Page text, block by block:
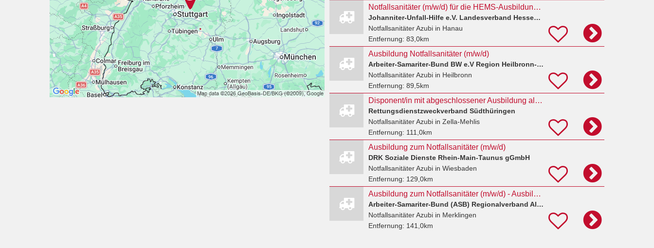
Notfallsanitäter (m/w/d) für die HEMS-Ausbildung & bodengebundener Rettungsdienst
Johanniter-Unfall-Hilfe e.V. Landesverband Hessen/Rheinland-Pfalz/Saar
Notfallsanitäter Azubiin Hanau
Entfernung: 83,0km
Ausbildung Notfallsanitäter (m/w/d)
Arbeiter-Samariter-Bund BW e.V Region Heilbronn-Franken
Notfallsanitäter Azubiin Heilbronn
Entfernung: 89,5km
Disponent/in mit abgeschlossener Ausbildung als Notfallsanitäter/in
Rettungsdienstzweckverband Südthüringen
Notfallsanitäter Azubiin Zella-Mehlis
Entfernung: 111,0km
Ausbildung zum Notfallsanitäter (m/w/d)
DRK Soziale Dienste Rhein-Main-Taunus gGmbH
Notfallsanitäter Azubiin Wiesbaden
Entfernung: 129,0km
Ausbildung zum Notfallsanitäter (m/w/d) - Ausbildungsbeginn: 01.04.2027
Arbeiter-Samariter-Bund (ASB) Regionalverband Alb & Stauferland
Notfallsanitäter Azubiin Merklingen
Entfernung: 141,0km